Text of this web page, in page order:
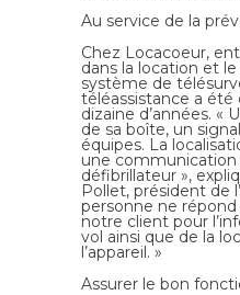
Au service de la
Chez Locacoeur,
dans la location et
système de
téléassistance a été
dizaine d’années. «
de sa boîte, un
équipes. La
une communication
défibrillateur »,
Pollet, président de
personne ne
notre client pour
vol ainsi que de la
l’appareil. »
Assurer le bon